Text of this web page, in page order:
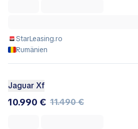
StarLeasing.ro
Rumänien
Jaguar Xf
10.990 € 11.490 €